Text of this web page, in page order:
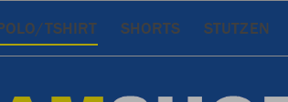
TSHIRT SHORTS STUTZEN